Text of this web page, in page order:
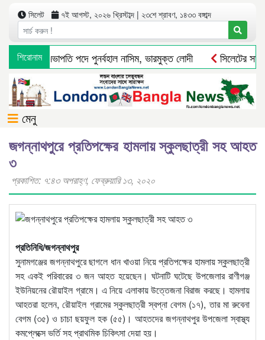
সিলেট ৭ই আগস্ট, ২০২৬ খ্রিস্টাব্দ | ২৩শে শ্রাবণ, ১৪৩৩ বঙ্গাব্দ
শিরোনাম
বিএনপির সভাপতি পদে পুনর্বহাল নাসিম, ভারমুক্ত লোদী সিলেটের
মেনু
জগন্নাথপুরে প্রতিপক্ষের হামলায় স্কুলছাত্রী সহ আহত
৩
প্রকাশিত: ৭:৪৩ অপরাহ্ণ, ফেব্রুয়ারি ১৩, ২০২০
প্রতিনিধি/জগন্নাথপুর
সুনামগঞ্জের জগন্নাথপুরে ছাগলে ধান খাওয়া নিয়ে প্রতিপক্ষের হামলায় স্কুলছাত্রী
সহ একই পরিবারের ৩ জন আহত হয়েছেন। ঘটনাটি ঘটেছে উপজেলার রাণীগঞ্জ
ইউনিয়নের রৌয়াইল গ্রামে। এ নিয়ে এলাকায় উত্তেজনা বিরাজ করছে। হামলায়
আহতরা হলেন, রৌয়াইল গ্রামের স্কুলছাত্রী স্বপ্না বেগম (১৭), তার মা রুবেনা
বেগম (৩৫) ও চাচা ছয়ফুল হক (৫৫)। আহতদের জগন্নাথপুর উপজেলা স্বাস্থ্য
কমপ্লেক্সে ভর্তি সহ প্রাথমিক চিকিৎসা দেয়া হয়।